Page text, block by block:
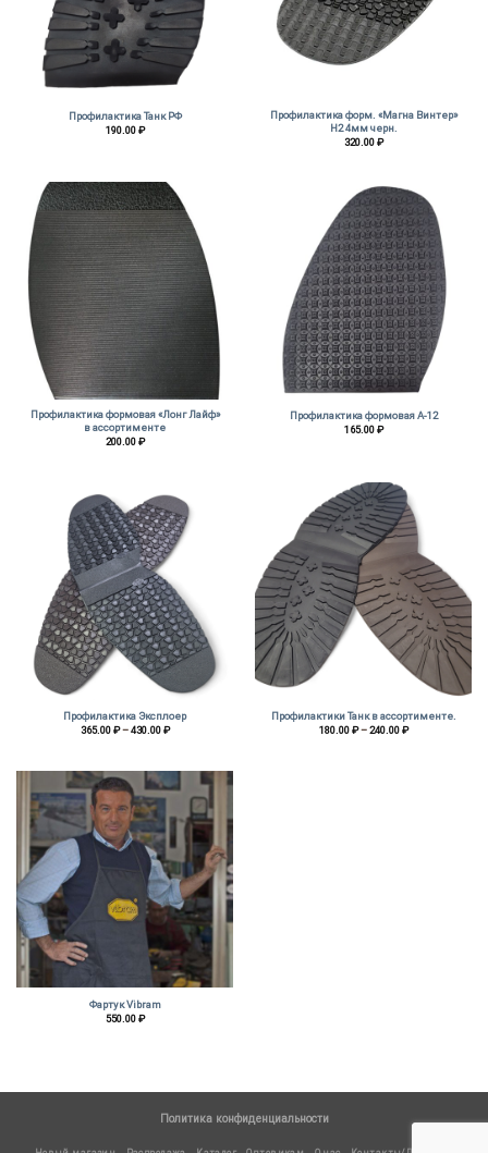
Профилактика Танк РФ
190.00₽
Профилактика форм. «Магна Винтер»
Н2 4мм черн.
320.00₽
Профилактика формовая «Лонг Лайф»
в ассортименте
200.00₽
Профилактика формовая А-12
165.00₽
Профилактика Эксплоер
365.00₽ – 430.00₽Диапазон
Профилактики Танк в ассортименте.
180.00₽ – 240.00₽Диапазон
Фартук Vibram
550.00₽
Политика конфиденциальности